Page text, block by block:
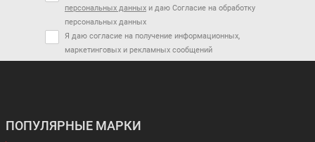
персональных данных и даю Согласие на обработку
персональных данных
Я даю согласие на получение информационных,
маркетинговых и рекламных сообщений
ПОПУЛЯРНЫЕ МАРКИ